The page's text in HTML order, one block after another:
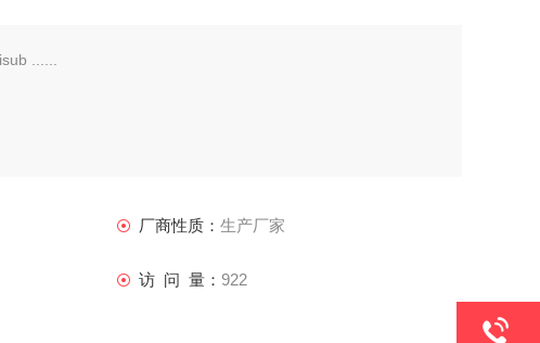
......
厂商性质： 生产厂家
访 问 量： 922